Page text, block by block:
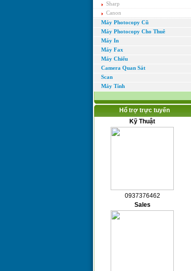
Sharp
Canon
Máy Photocopy Cũ
Máy Photocopy Cho Thuê
Máy In
Máy Fax
Máy Chiếu
Camera Quan Sát
Scan
Máy Tính
Hổ trợ trực tuyến
Kỹ Thuật
0937376462
Sales